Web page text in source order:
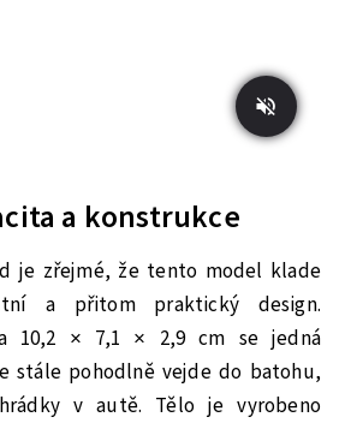
a konstrukce
je zřejmé, že tento model klade
a přitom praktický design.
10,2 × 7,1 × 2,9 cm se jedná
stále pohodlně vejde do batohu,
v autě. Tělo je vyrobeno